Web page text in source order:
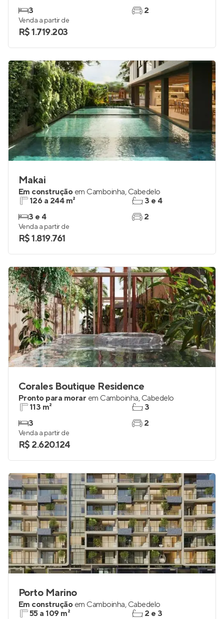
3
2
Venda a partir de
R$ 1.719.203
Makai
Em construção em Camboinha, Cabedelo
126 a 244 m²
3 e 4
3 e 4
2
Venda a partir de
R$ 1.819.761
Corales Boutique Residence
Pronto para morar em Camboinha, Cabedelo
113 m²
3
3
2
Venda a partir de
R$ 2.620.124
Porto Marino
Em construção em Camboinha, Cabedelo
55 a 109 m²
2 e 3